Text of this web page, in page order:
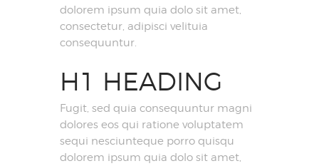
dolorem ipsum quia dolo sit amet,
consectetur, adipisci velituia
consequuntur.
H1 HEADING
Fugit, sed quia consequuntur magni
dolores eos qui ratione voluptatem
sequi nesciunteque porro quisqu
dolorem ipsum quia dolo sit amet,